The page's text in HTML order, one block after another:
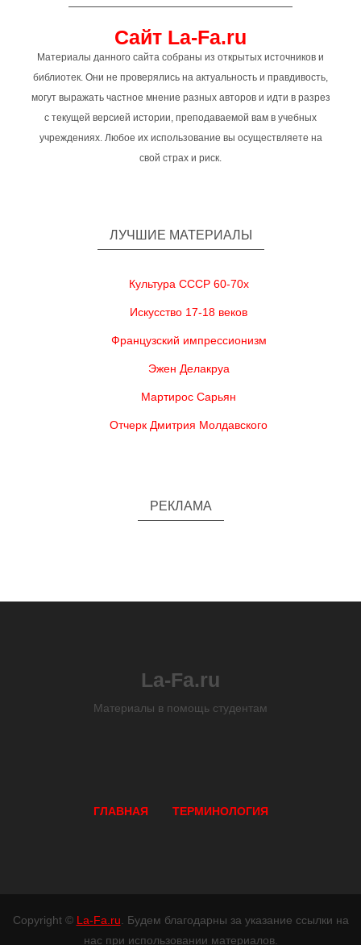
Сайт La-Fa.ru
Материалы данного сайта собраны из открытых источников и
библиотек. Они не проверялись на актуальность и правдивость,
могут выражать частное мнение разных авторов и идти в разрез
с текущей версией истории, преподаваемой вам в учебных
учреждениях. Любое их использование вы осуществляете на
свой страх и риск.
ЛУЧШИЕ МАТЕРИАЛЫ
Культура СССР 60-70х
Искусство 17-18 веков
Французский импрессионизм
Эжен Делакруа
Мартирос Сарьян
Отчерк Дмитрия Молдавского
РЕКЛАМА
La-Fa.ru
Материалы в помощь студентам
ГЛАВНАЯ ТЕРМИНОЛОГИЯ
Copyright © La-Fa.ru . Будем благодарны за указание ссылки на
нас при использовании материалов.